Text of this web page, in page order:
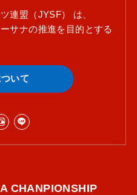
連盟（JYSF） は、
サナの推進を目的とする
いて
CHANPIONSHIP